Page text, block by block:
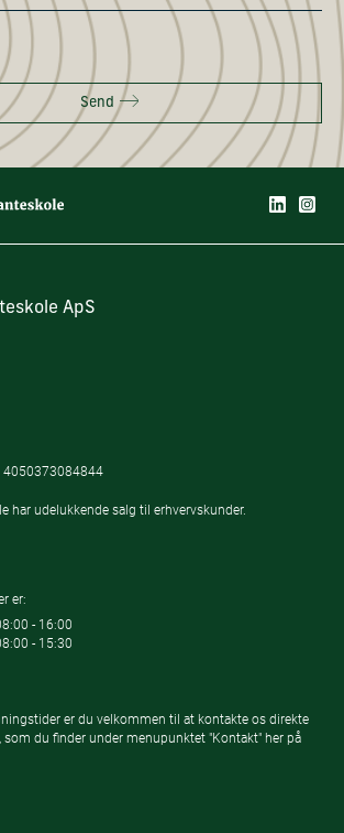
Send
ApS
4050373084844
har udelukkende salg til erhvervskunder.
er:
- 16:00
- 15:30
er du velkommen til at kontakte os direkte
du finder under menupunktet "Kontakt" her på